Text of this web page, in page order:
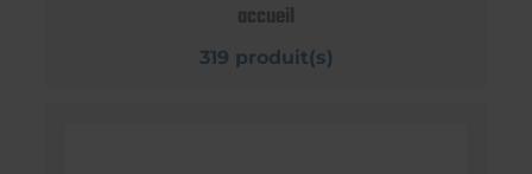
accueil
319 produit(s)